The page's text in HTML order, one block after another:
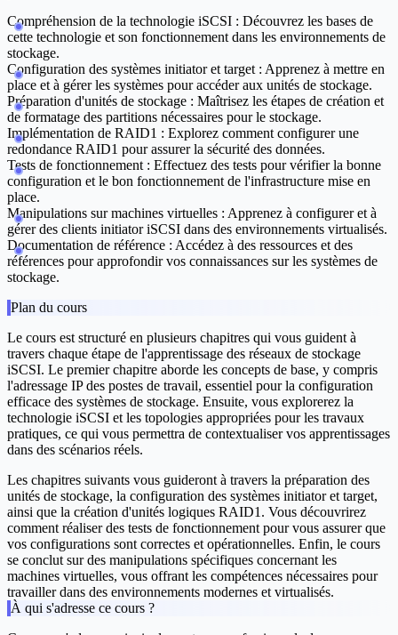
Compréhension de la technologie iSCSI : Découvrez les bases de
cette technologie et son fonctionnement dans les environnements de
stockage.
Configuration des systèmes initiator et target : Apprenez à mettre en
place et à gérer les systèmes pour accéder aux unités de stockage.
Préparation d'unités de stockage : Maîtrisez les étapes de création et
de formatage des partitions nécessaires pour le stockage.
Implémentation de RAID1 : Explorez comment configurer une
redondance RAID1 pour assurer la sécurité des données.
Tests de fonctionnement : Effectuez des tests pour vérifier la bonne
configuration et le bon fonctionnement de l'infrastructure mise en
place.
Manipulations sur machines virtuelles : Apprenez à configurer et à
gérer des clients initiator iSCSI dans des environnements virtualisés.
Documentation de référence : Accédez à des ressources et des
références pour approfondir vos connaissances sur les systèmes de
stockage.
Plan du cours
Le cours est structuré en plusieurs chapitres qui vous guident à
travers chaque étape de l'apprentissage des réseaux de stockage
iSCSI. Le premier chapitre aborde les concepts de base, y compris
l'adressage IP des postes de travail, essentiel pour la configuration
efficace des systèmes de stockage. Ensuite, vous explorerez la
technologie iSCSI et les topologies appropriées pour les travaux
pratiques, ce qui vous permettra de contextualiser vos apprentissages
dans des scénarios réels.
Les chapitres suivants vous guideront à travers la préparation des
unités de stockage, la configuration des systèmes initiator et target,
ainsi que la création d'unités logiques RAID1. Vous découvrirez
comment réaliser des tests de fonctionnement pour vous assurer que
vos configurations sont correctes et opérationnelles. Enfin, le cours
se conclut sur des manipulations spécifiques concernant les
machines virtuelles, vous offrant les compétences nécessaires pour
travailler dans des environnements modernes et virtualisés.
À qui s'adresse ce cours ?